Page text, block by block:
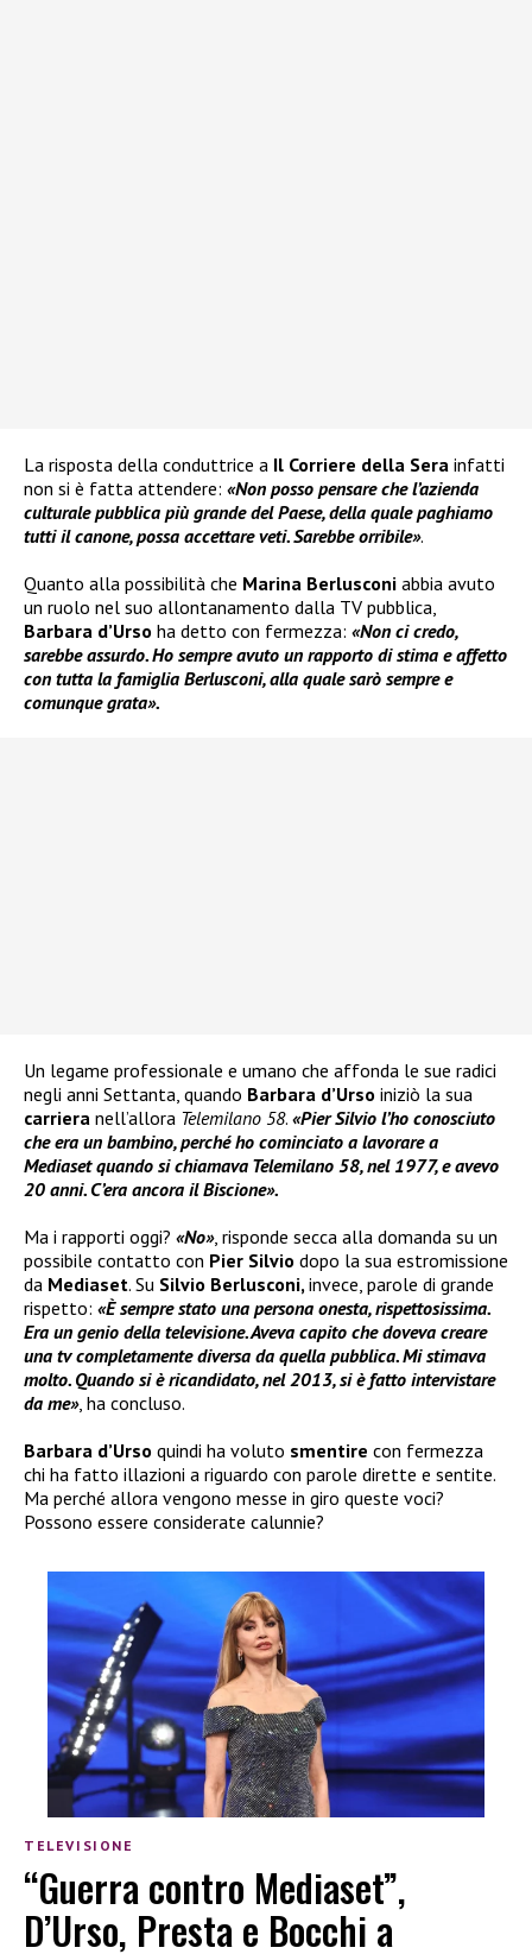
La risposta della conduttrice a Il Corriere della Sera infatti
non si è fatta attendere: «Non posso pensare che l’azienda
culturale pubblica più grande del Paese, della quale paghiamo
tutti il canone, possa accettare veti. Sarebbe orribile».
Quanto alla possibilità che Marina Berlusconi abbia avuto
un ruolo nel suo allontanamento dalla TV pubblica,
Barbara d’Urso ha detto con fermezza: «Non ci credo,
sarebbe assurdo. Ho sempre avuto un rapporto di stima e affetto
con tutta la famiglia Berlusconi, alla quale sarò sempre e
comunque grata».
Un legame professionale e umano che affonda le sue radici
negli anni Settanta, quando Barbara d’Urso iniziò la sua
carriera nell’allora Telemilano 58. «Pier Silvio l’ho conosciuto
che era un bambino, perché ho cominciato a lavorare a
Mediaset quando si chiamava Telemilano 58, nel 1977, e avevo
20 anni. C’era ancora il Biscione».
Ma i rapporti oggi? «No», risponde secca alla domanda su un
possibile contatto con Pier Silvio dopo la sua estromissione
da Mediaset. Su Silvio Berlusconi,invece, parole di grande
rispetto: «È sempre stato una persona onesta, rispettosissima.
Era un genio della televisione. Aveva capito che doveva creare
una tv completamente diversa da quella pubblica. Mi stimava
molto. Quando si è ricandidato, nel 2013, si è fatto intervistare
da me», ha concluso.
Barbara d’Urso quindi ha voluto smentire con fermezza
chi ha fatto illazioni a riguardo con parole dirette e sentite.
Ma perché allora vengono messe in giro queste voci?
Possono essere considerate calunnie?
TELEVISIONE
“Guerra contro Mediaset”,
D’Urso, Presta e Bocchi a